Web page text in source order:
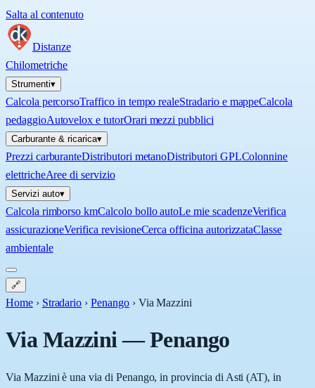
Salta al contenuto
Distanze
Chilometriche
Strumenti▾
Calcola percorsoTraffico in tempo realeStradario e mappeCalcola
pedaggioAutovelox e tutorOrari mezzi pubblici
Carburante & ricarica▾
Prezzi carburanteDistributori metanoDistributori GPLColonnine
elettricheAree di servizio
Servizi auto▾
Calcola rimborso kmCalcolo bollo autoLe mie scadenzeVerifica
assicurazioneVerifica revisioneCerca officina autorizzataClasse
ambientale
🔗
Home › Stradario › Penango › Via Mazzini
Via Mazzini—Penango
Via Mazzini è una via di Penango, in provincia di Asti (AT), in